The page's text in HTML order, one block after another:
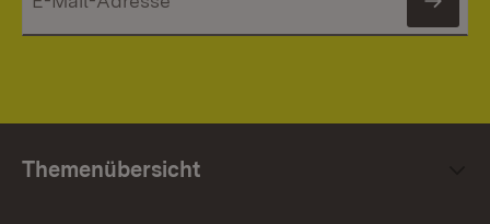
Themenübersicht